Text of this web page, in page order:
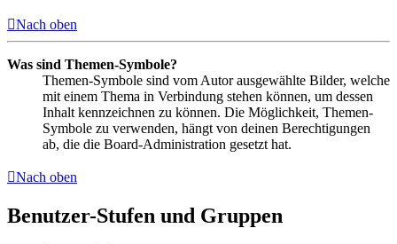
Nach oben
Was sind Themen-Symbole?
Themen-Symbole sind vom Autor ausgewählte Bilder, welche
mit einem Thema in Verbindung stehen können, um dessen
Inhalt kennzeichnen zu können. Die Möglichkeit, Themen-
Symbole zu verwenden, hängt von deinen Berechtigungen
ab, die die Board-Administration gesetzt hat.
Nach oben
Benutzer-Stufen und Gruppen